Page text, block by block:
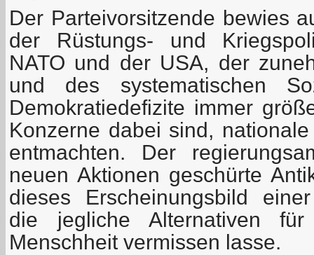
Der Parteivorsitzende bewies
der Rüstungs- und
NATO und der USA, der
und des systematischen
Demokratiedefizite immer
Konzerne dabei sind,
entmachten. Der
neuen Aktionen geschürte
dieses Erscheinungsbild
die jegliche Alternativen
Menschheit vermissen lasse.